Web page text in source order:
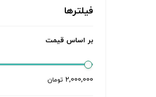
فیلترها
بر اساس قیمت
2,000,000 تومان